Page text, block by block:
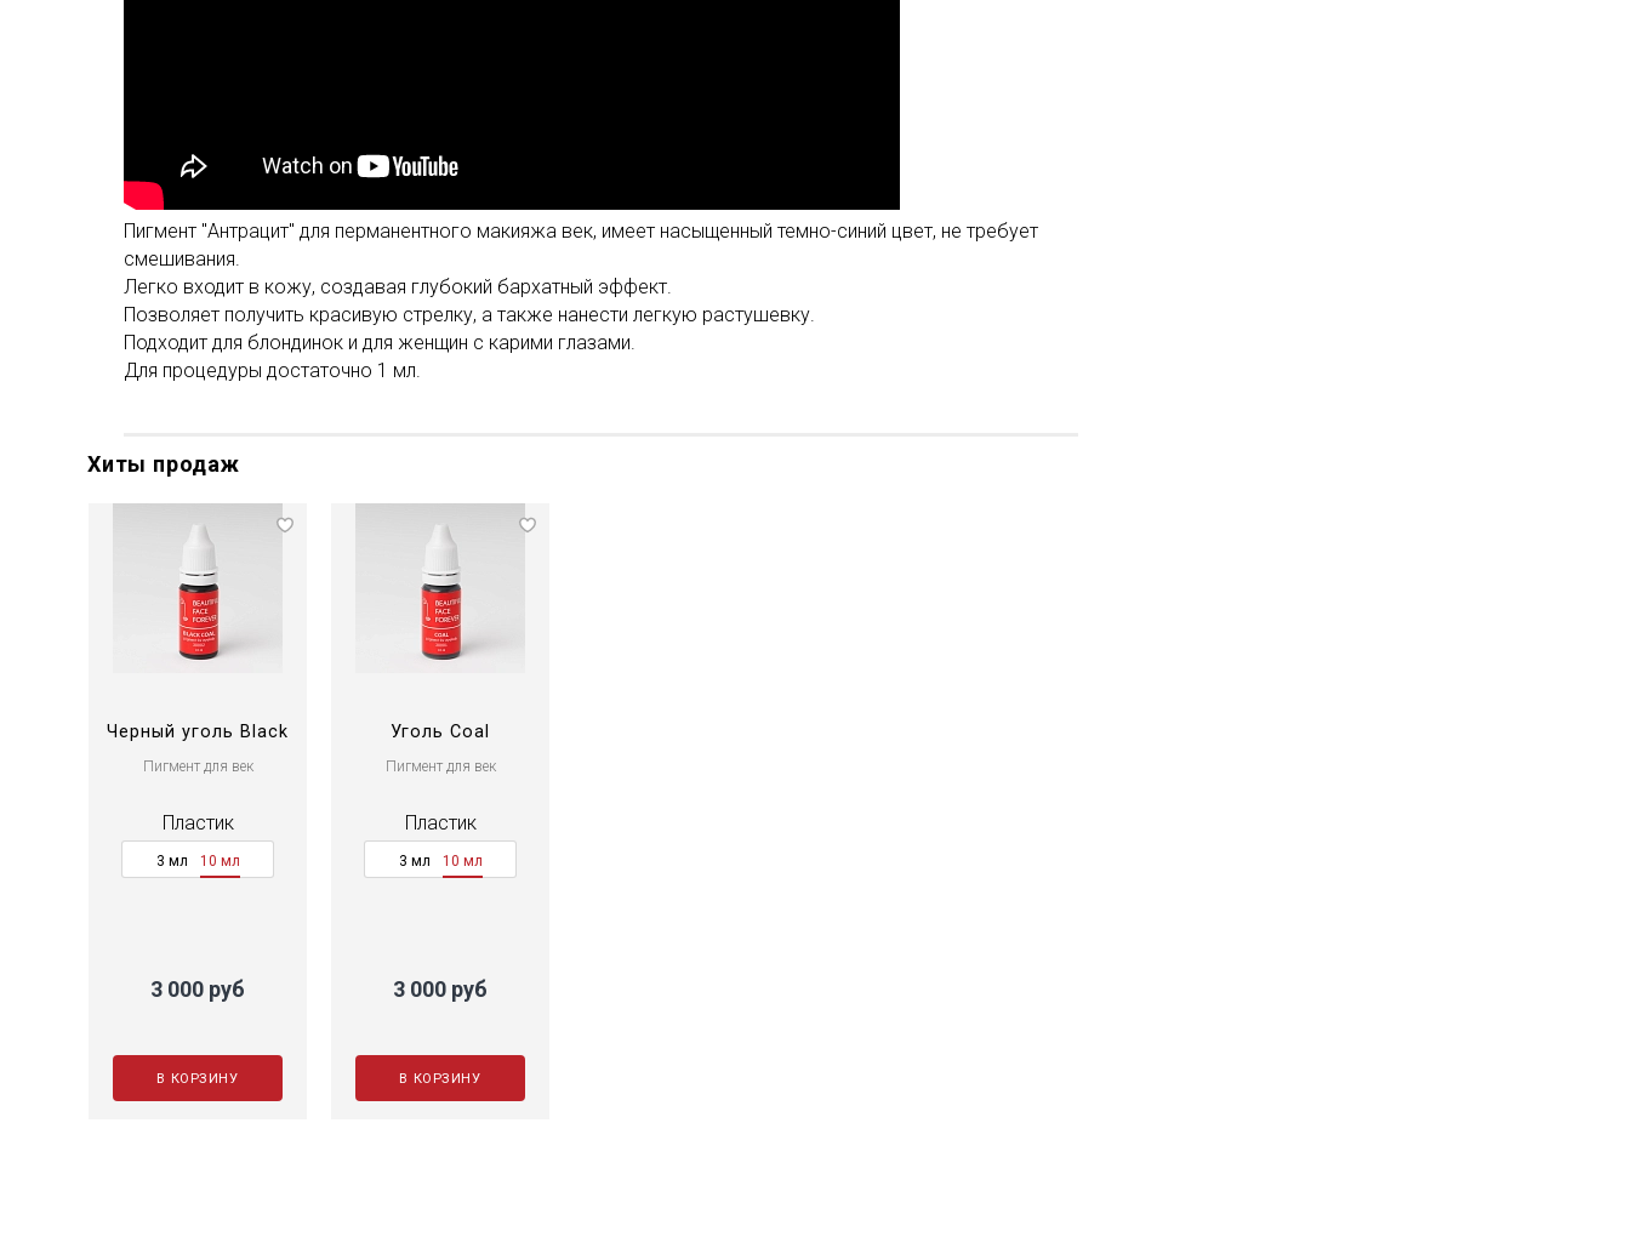
Пигмент "Антрацит" для перманентного макияжа век, имеет насыщенный темно-синий цвет, не требует
смешивания.
Легко входит в кожу, создавая глубокий бархатный эффект.
Позволяет получить красивую стрелку, а также нанести легкую растушевку.
Подходит для блондинок и для женщин с карими глазами.
Для процедуры достаточно 1 мл.
Хиты продаж
Черный уголь Black
Пигмент для век
Пластик
3 мл 10 мл
3 000 руб
В КОРЗИНУ
Уголь Coal
Пигмент для век
Пластик
3 мл 10 мл
3 000 руб
В КОРЗИНУ